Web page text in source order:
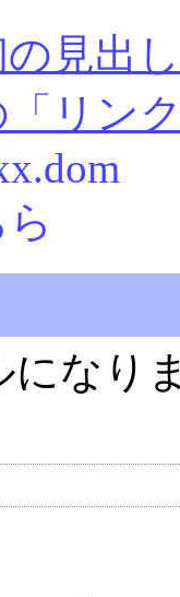
の見出し
リン
になり